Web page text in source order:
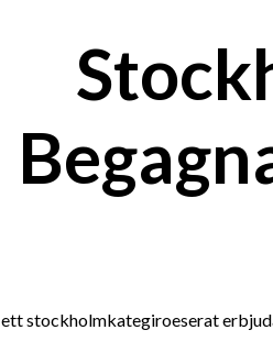
stockholmkategiroeserat